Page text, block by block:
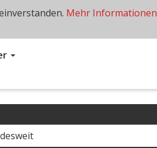
Mehr Informationen